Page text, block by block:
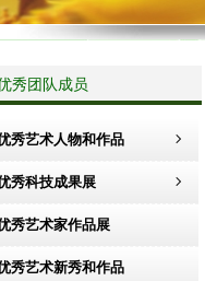
秀团队成员
ꁇ
秀艺术人物和作品
ꁇ
秀科技成果展
秀艺术家作品展
秀艺术新秀和作品